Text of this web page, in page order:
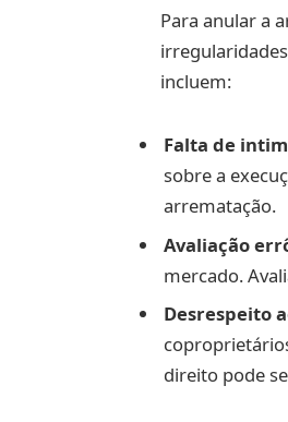
Para anular a
incluem:
Falta de
sobre a
arrematação.
Avaliação
mercado.
Desrespeito
direito pode